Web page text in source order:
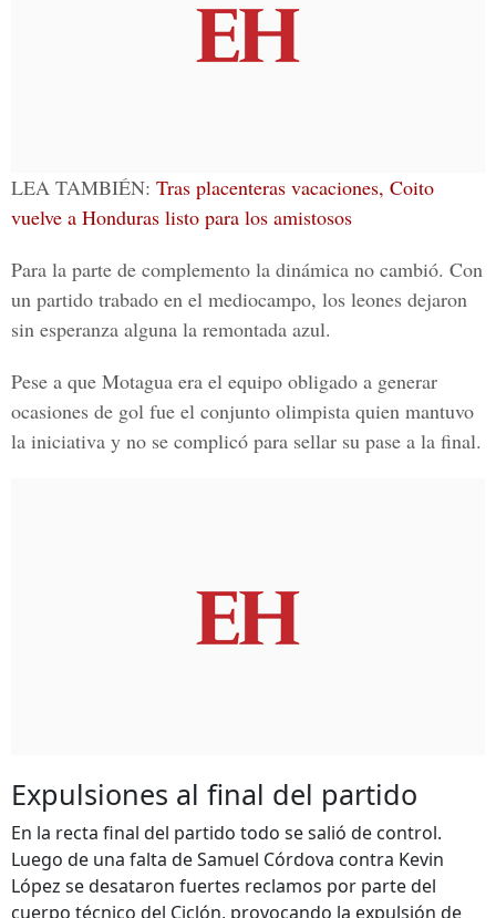
LEA TAMBIÉN: Tras placenteras vacaciones, Coito
vuelve a Honduras listo para los amistosos
Para la parte de complemento la dinámica no cambió. Con
un partido trabado en el mediocampo, los leones dejaron
sin esperanza alguna la remontada azul.
Pese a que Motagua era el equipo obligado a generar
ocasiones de gol fue el conjunto olimpista quien mantuvo
la iniciativa y no se complicó para sellar su pase a la final.
Expulsiones al final del partido
En la recta final del partido todo se salió de control.
Luego de una falta de Samuel Córdova contra Kevin
López se desataron fuertes reclamos por parte del
cuerpo técnico del Ciclón, provocando la expulsión de